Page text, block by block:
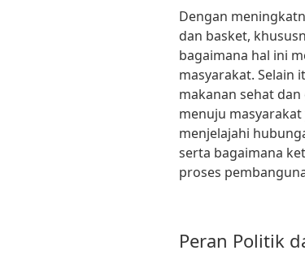
Dengan
dan basket,
bagaimana hal ini
masyarakat. Selain
makanan sehat
menuju
menjelajahi
serta bagaimana
proses
Peran Politik